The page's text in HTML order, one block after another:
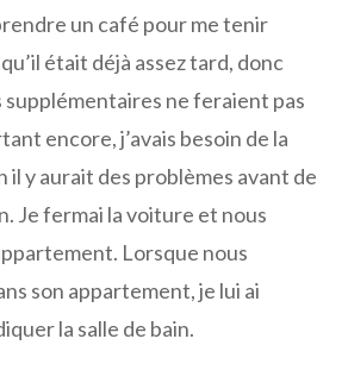
un café pour me tenir
était déjà assez tard, donc
ne feraient pas
encore, j’avais besoin de la
il y aurait des problèmes avant de
Je fermai la voiture et nous
Lorsque nous
son appartement, je lui ai
la salle de bain.